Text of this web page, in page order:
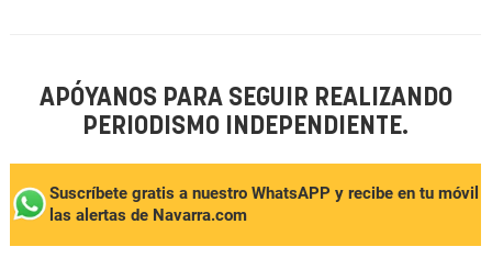
APÓYANOS PARA SEGUIR REALIZANDO
PERIODISMO INDEPENDIENTE.
Suscríbete gratis a nuestro WhatsAPP y recibe en tu móvil
las alertas de Navarra.com